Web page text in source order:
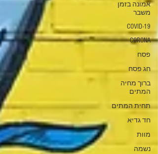
אמונה בזמן
משבר
COVID-19
CORONA
פסח
חג פסח
ברוך מחיה
המתים
תחית המתים
חד גדיא
מוות
נשמה